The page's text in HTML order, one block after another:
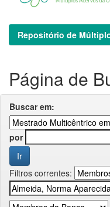
Repositório de
Página de
Buscar em:
por
Filtros correntes: